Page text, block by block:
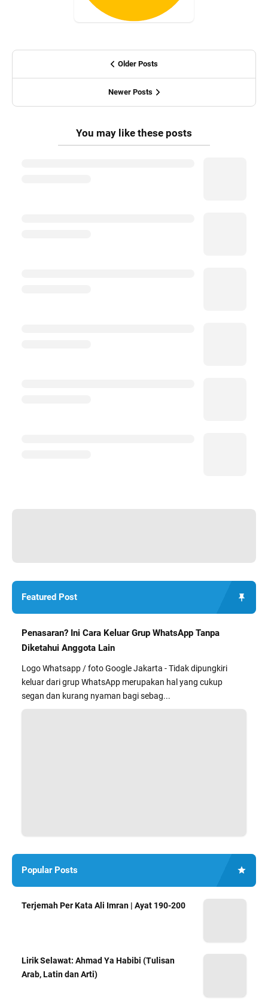
Older Posts
Newer Posts
You may like these posts
Featured Post
Penasaran? Ini Cara Keluar Grup WhatsApp Tanpa
Diketahui Anggota Lain
Logo Whatsapp / foto Google Jakarta - Tidak dipungkiri
keluar dari grup WhatsApp merupakan hal yang cukup
segan dan kurang nyaman bagi sebag...
Popular Posts
Terjemah Per Kata Ali Imran | Ayat 190-200
Lirik Selawat: Ahmad Ya Habibi (Tulisan
Arab, Latin dan Arti)